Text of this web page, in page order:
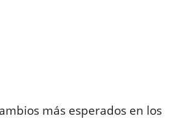
más esperados en los